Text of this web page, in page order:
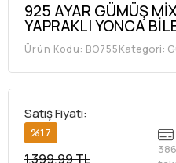
925 AYAR GÜMÜŞ
YAPRAKLI YONCA
Ürün Kodu: BO755Kategori:
Satış Fiyatı:
%17
1.399,99 TL